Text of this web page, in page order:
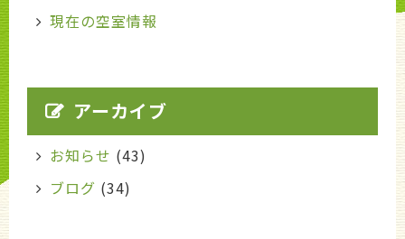
現在の空室情報
アーカイブ
お知らせ (43)
ブログ (34)